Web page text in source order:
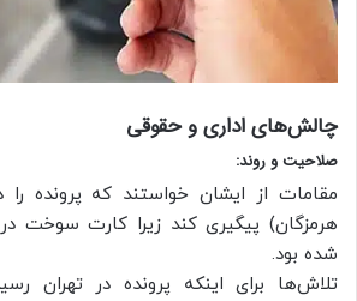
چالش‌های اداری و حقوقی
صلاحیت و روند:
مقامات از ایشان خواستند که پرونده
هرمزگان) پیگیری کند زیرا کارت سوخت در
شده بود.
تلاش‌ها برای اینکه پرونده در تهران